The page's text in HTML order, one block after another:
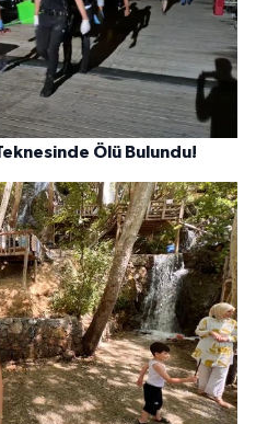
Ölü Bulundu!